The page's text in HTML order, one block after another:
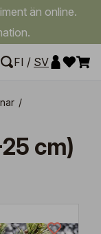
än online.
FI / SV
/
cm)